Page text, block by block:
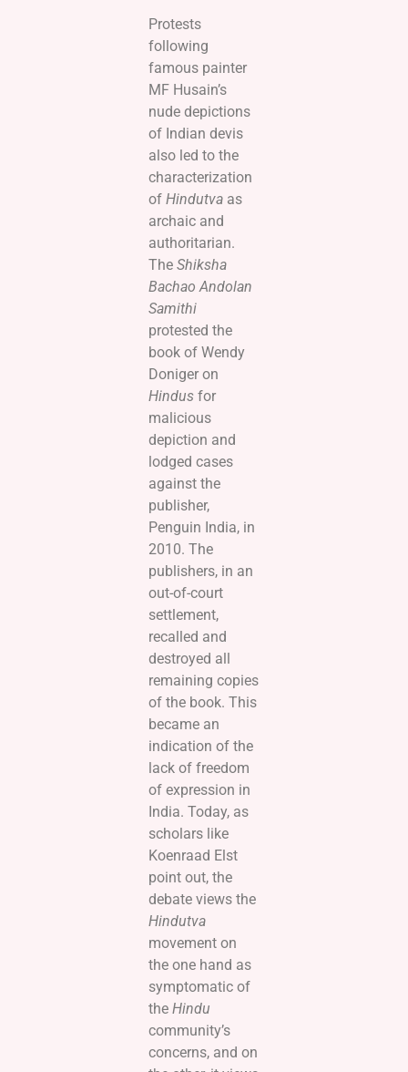
Protests
following
famous painter
MF Husain’s
nude depictions
of Indian devis
also led to the
characterization
of Hindutvaas
archaic and
authoritarian.
The Shiksha
Bachao Andolan
Samithi
protested the
book of Wendy
Doniger on
Hindusfor
malicious
depiction and
lodged cases
against the
publisher,
Penguin India, in
2010. The
publishers, in an
out-of-court
settlement,
recalled and
destroyed all
remaining copies
of the book. This
became an
indication of the
lack of freedom
of expression in
India. Today, as
scholars like
Koenraad Elst
point out, the
debate views the
Hindutva
movement on
the one hand as
symptomatic of
the Hindu
community’s
concerns, and on